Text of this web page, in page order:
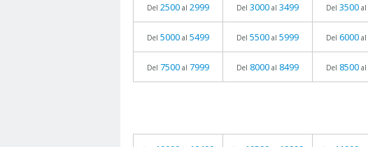
Del 2500 al 2999 Del 3000 al 3499 Del 3500 al
Del 5000 al 5499 Del 5500 al 5999 Del 6000 al
Del 7500 al 7999 Del 8000 al 8499 Del 8500 al